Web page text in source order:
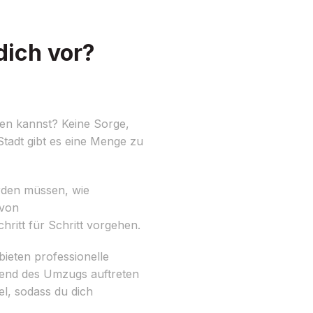
vor?
kannst? Keine Sorge,
gibt es eine Menge zu
müssen, wie
für Schritt vorgehen.
professionelle
des Umzugs auftreten
sodass du dich